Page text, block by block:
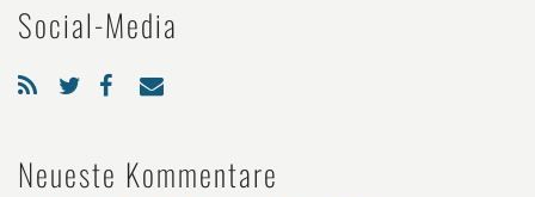
Social-Media
Neueste Kommentare